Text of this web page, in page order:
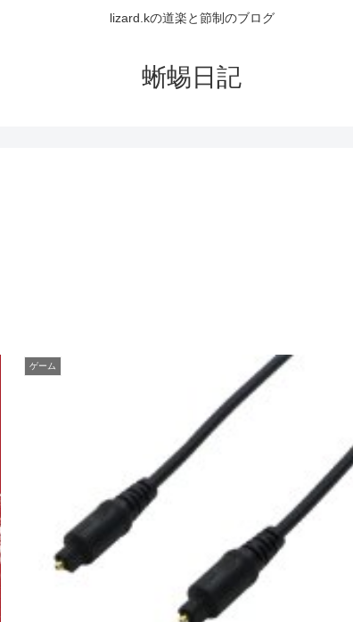
lizard.kの道楽と節制のブログ
蜥蜴日記
ゲーム